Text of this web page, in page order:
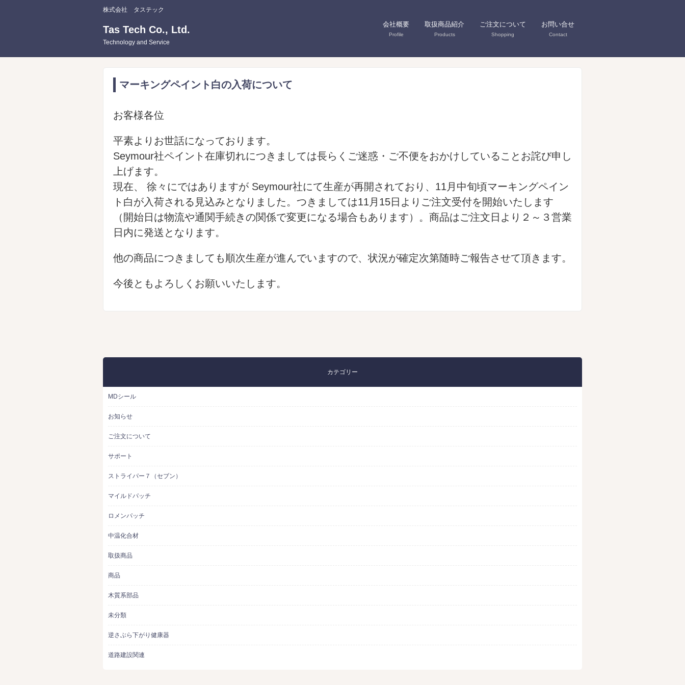
株式会社 タステック
Tas Tech Co., Ltd.
Technology and Service
会社概要
Profile
取扱商品紹介
Products
ご注文について
Shopping
お問い合せ
Contact
マーキングペイント白の入荷について
お客様各位
平素よりお世話になっております。
Seymour社ペイント在庫切れにつきましては長らくご迷惑・ご不便をおかけしていることお詫び申し
上げます。
現在、 徐々にではありますが Seymour社にて生産が再開されており、11月中旬頃マーキングペイン
ト白が入荷される見込みとなりました。つきましては11月15日 よりご注文受付を開始いたします
（開始日は物流や通関手続きの関係で変更になる場合もあります）。商品はご注文日より２～３営業
日内に発送となります。
他の商品につきましても順次生産が進んでいますので、状況が確定次第随時ご報告させて頂きます。
今後ともよろしくお願いいたします。
カテゴリー
MDシール
お知らせ
ご注文について
サポート
ストライパー７（セブン）
マイルドパッチ
ロメンパッチ
中温化合材
取扱商品
商品
木質系部品
未分類
逆さぶら下がり健康器
道路建設関連